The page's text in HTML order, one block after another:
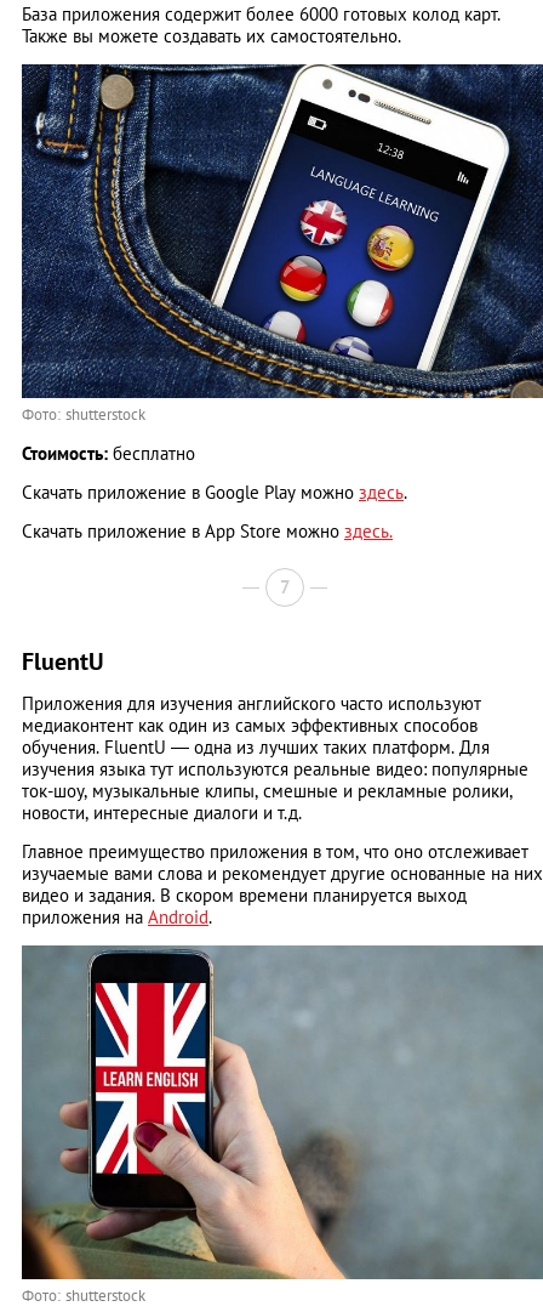
База приложения содержит более 6000 готовых колод карт.
Также вы можете создавать их самостоятельно.
Фото: shutterstock
Стоимость: бесплатно
Скачать приложение в Google Play можно здесь.
Скачать приложение в App Store можно здесь.
7
FluentU
Приложения для изучения английского часто используют
медиаконтент как один из самых эффективных способов
обучения. FluentU — одна из лучших таких платформ. Для
изучения языка тут используются реальные видео: популярные
ток-шоу, музыкальные клипы, смешные и рекламные ролики,
новости, интересные диалоги и т.д.
Главное преимущество приложения в том, что оно отслеживает
изучаемые вами слова и рекомендует другие основанные на них
видео и задания. В скором времени планируется выход
приложения на Android.
Фото: shutterstock